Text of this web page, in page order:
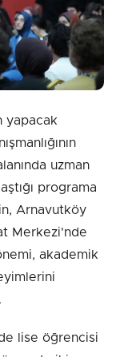
yapacak
uzman
programa
Arnavutköy
Merkezi'nde
akademik
lise öğrencisi